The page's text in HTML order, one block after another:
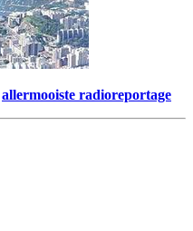
allermooiste radioreportage